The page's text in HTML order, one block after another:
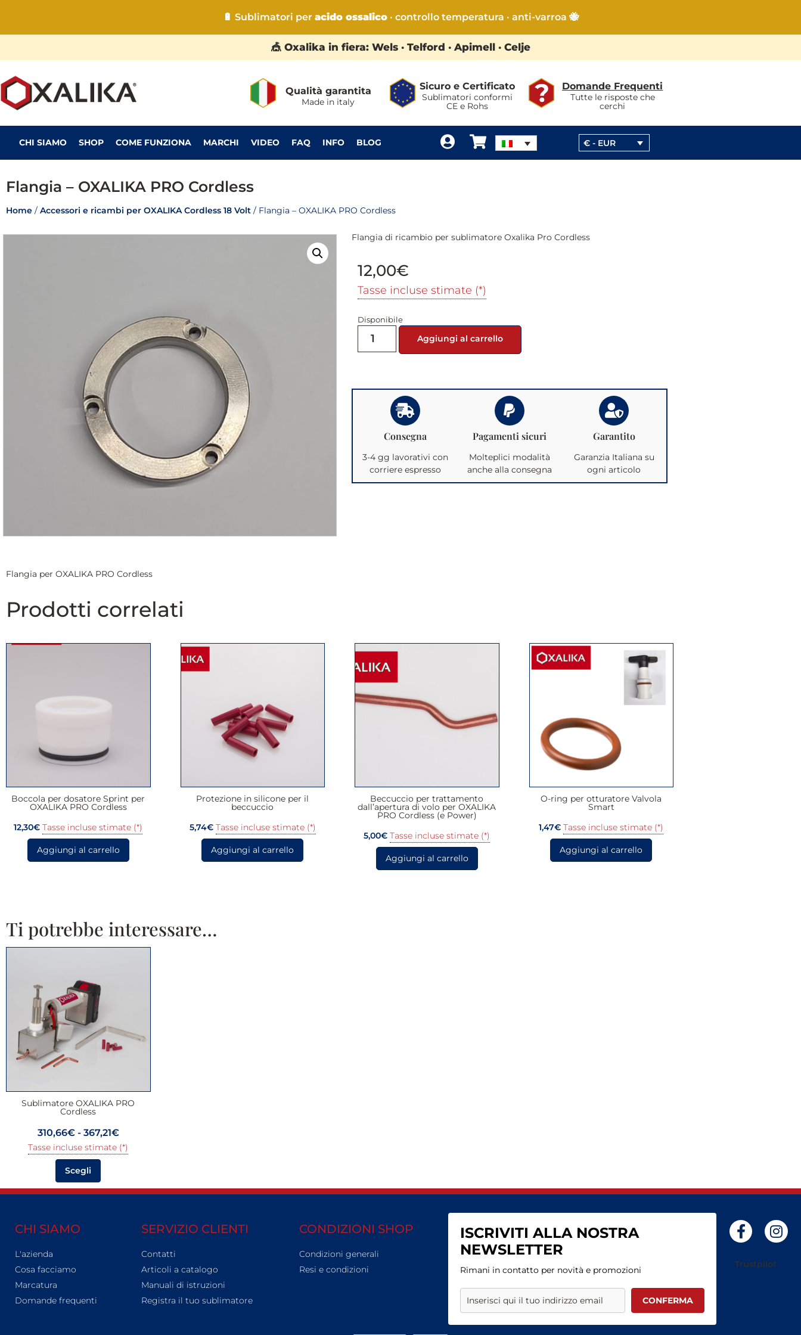
🔋 Sublimatori per acido ossalico· controllo temperatura · anti-varroa 🐝
🎪 Oxalika in fiera: Wels · Telford · Apimell · Celje
Qualità garantita
Made in italy
Sicuro e Certificato
Sublimatori conformi
CE e Rohs
Domande Frequenti
Tutte le risposte che
cerchi
CHI SIAMO SHOP COME FUNZIONA MARCHI VIDEO FAQ INFO BLOG € - EUR
Flangia – OXALIKA PRO Cordless
Home / Accessori e ricambi per OXALIKA Cordless 18 Volt / Flangia – OXALIKA PRO Cordless
Flangia di ricambio per sublimatore Oxalika Pro Cordless
12,00€
Tasse incluse stimate (*)
Disponibile
Aggiungi al carrello
Consegna
3-4 gg lavorativi con
corriere espresso
Pagamenti sicuri
Molteplici modalità
anche alla consegna
Garantito
Garanzia Italiana su
ogni articolo
Flangia per OXALIKA PRO Cordless
Prodotti correlati
Boccola per dosatore Sprint per
OXALIKA PRO Cordless
12,30€ Tasse incluse stimate (*)
Aggiungi al carrello
Protezione in silicone per il
beccuccio
5,74€ Tasse incluse stimate (*)
Aggiungi al carrello
Beccuccio per trattamento
dall’apertura di volo per OXALIKA
PRO Cordless (e Power)
5,00€ Tasse incluse stimate (*)
Aggiungi al carrello
O-ring per otturatore Valvola
Smart
1,47€ Tasse incluse stimate (*)
Aggiungi al carrello
Ti potrebbe interessare…
Sublimatore OXALIKA PRO
Cordless
310,66€ - 367,21€
Tasse incluse stimate (*)
Scegli
CHI SIAMO
L'azienda
Cosa facciamo
Marcatura
Domande frequenti
SERVIZIO CLIENTI
Contatti
Articoli a catalogo
Manuali di istruzioni
Registra il tuo sublimatore
CONDIZIONI SHOP
Condizioni generali
Resi e condizioni
ISCRIVITI ALLA NOSTRA
NEWSLETTER
Rimani in contatto per novità e promozioni
CONFERMA
Trustpilot